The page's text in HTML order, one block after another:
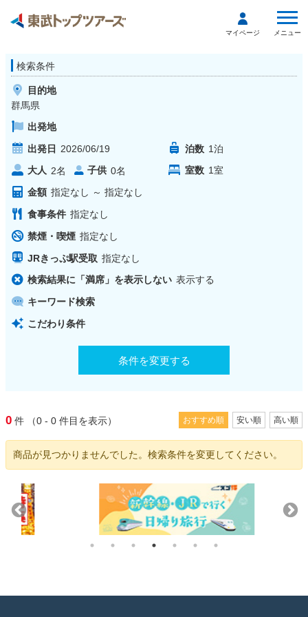
マイページ メニュー
検索条件
目的地
群馬県
出発地
出発日 2026/06/19 泊数 1泊
大人 2名 子供 0名 室数 1室
金額 指定なし ～ 指定なし
食事条件 指定なし
禁煙・喫煙 指定なし
JRきっぷ駅受取 指定なし
検索結果に「満席」を表示しない 表示する
キーワード検索
こだわり条件
条件を変更する
0 件 （0 - 0 件目を表示） おすすめ順 安い順 高い順
商品が見つかりませんでした。検索条件を変更してください。